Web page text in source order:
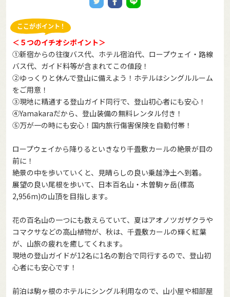
＜５つのイチオシポイント＞
①新宿からの往復バス代、ホテル宿泊代、ロープウェイ・路線
バス代、ガイド料等が含まれてこの値段！
②ゆっくりと休んで登山に備えよう！ホテルはシングルルーム
をご用意！
③現地に精通する登山ガイド同行で、登山初心者にも安心！
④Yamakaraだから、登山装備の無料レンタル付き！
⑤万が一の時にも安心！国内旅行傷害保険を自動付帯！
ロープウェイから降りるといきなり千畳敷カールの絶景が目の
前に！
絶景の中を歩いていくと、見晴らしの良い乗越浄土へ到着。
展望の良い尾根を歩いて、日本百名山・木曽駒ヶ岳(標高
2,956m)の山頂を目指します。
花の百名山の一つにも数えらていて、夏はアオノツガザクラや
コマクサなどの高山植物が、秋は、千畳敷カールの輝く紅葉
が、山旅の疲れを癒してくれます。
現地の登山ガイドが12名に1名の割合で同行するので、登山初
心者にも安心です！
前泊は駒ヶ根のホテルにシングル利用なので、山小屋や相部屋